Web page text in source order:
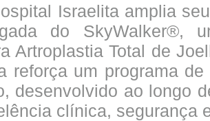
Israelita amplia
do SkyWalker®,
Artroplastia Total de
reforça um programa
desenvolvido ao longo
clínica, segurança